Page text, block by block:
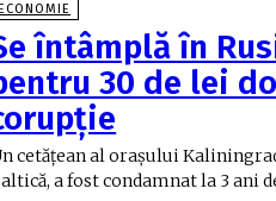
întâmplă în
30 de lei
cetățean al orașului
a fost condamnat la 3 ani